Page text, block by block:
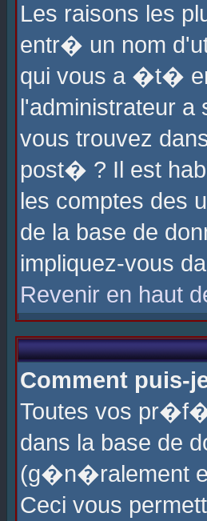
Les raisons les
entr� un nom
qui vous a �t�
l'administrateur
vous trouvez
post� ? Il est
les comptes des
de la base de
impliquez-vous
Revenir en haut
Comment puis-
Toutes vos
dans la base de
(g�n�ralement
Ceci vous